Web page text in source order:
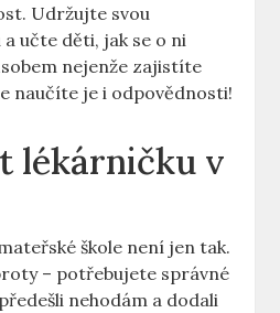
Udržujte svou
učte děti, jak se o ni
nejenže zajistíte
naučíte je i odpovědnosti!
lékárničku v
škole není jen tak.
– potřebujete správné
nehodám a dodali